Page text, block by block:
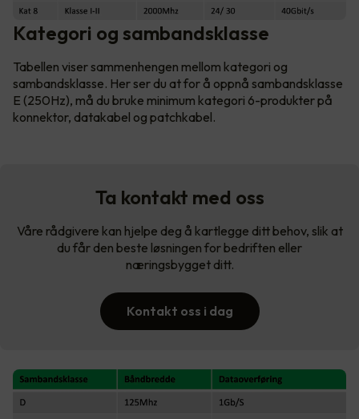
Kategori og sambandsklasse
Tabellen viser sammenhengen mellom kategori og
sambandsklasse. Her ser du at for å oppnå sambandsklasse
E (250Hz), må du bruke minimum kategori 6-produkter på
konnektor, datakabel og patchkabel.
Ta kontakt med oss
Våre rådgivere kan hjelpe deg å kartlegge ditt behov, slik at
du får den beste løsningen for bedriften eller
næringsbygget ditt.
Kontakt oss i dag